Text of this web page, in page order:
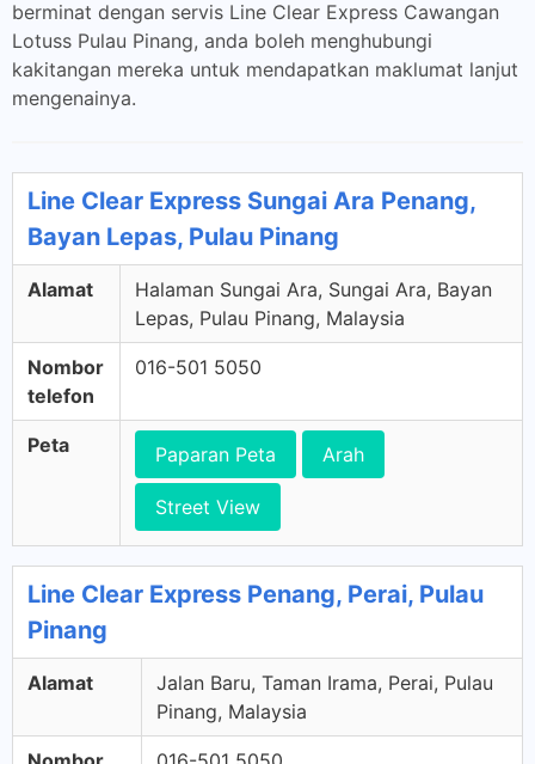
berminat dengan servis Line Clear Express Cawangan
Lotuss Pulau Pinang, anda boleh menghubungi
kakitangan mereka untuk mendapatkan maklumat lanjut
mengenainya.
Line Clear Express Sungai Ara Penang,
Bayan Lepas, Pulau Pinang
Alamat
Halaman Sungai Ara, Sungai Ara, Bayan
Lepas, Pulau Pinang, Malaysia
Nombor
telefon
016-501 5050
Peta Paparan Peta Arah
Street View
Line Clear Express Penang, Perai, Pulau
Pinang
Alamat
Jalan Baru, Taman Irama, Perai, Pulau
Pinang, Malaysia